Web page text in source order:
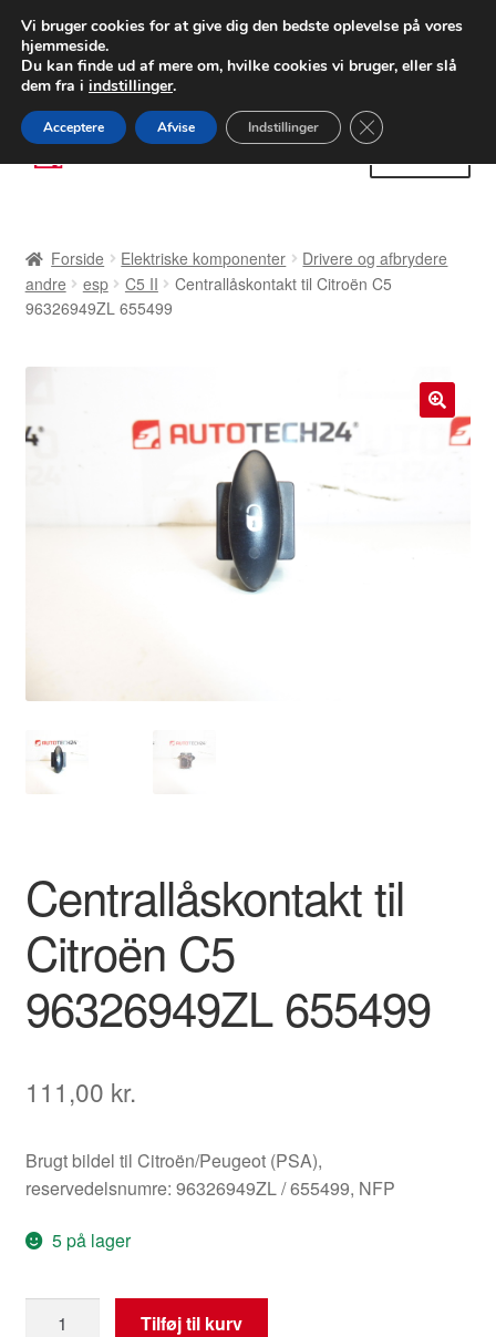
LEVERING fra 55 kr.
FEDEX verdensomspændende forsendelse
80 82 72 02
Spring
til
Spring
til
Betalinger
Klageprocedure
Om os
Forside Elektriske komponenter
Drivere og afbrydere
andre
esp C5 II
Centrallåskontakt til Citroën C5
96326949ZL 655499
Centrallåskontakt til
Citroën C5
96326949ZL 655499
111,00 kr.
Brugt bildel til Citroën/Peugeot (PSA),
reservedelsnumre: 96326949ZL / 655499, NFP
5 på lager
CentrallåskontaktTilføj til kurv
Vi bruger cookies for at give dig den bedste oplevelse på vores
hjemmeside.
Du kan finde ud af mere om, hvilke cookies vi bruger, eller slå
dem fra i indstillinger.
Acceptere Afvise Indstillinger Close GDPR